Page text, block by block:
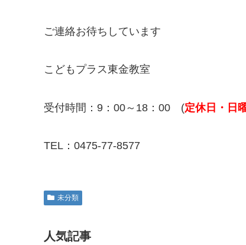
ご連絡お待ちしています
こどもプラス東金教室
受付時間：9：00～18：00 (定休日・日
TEL：0475-77-8577
未分類
人気記事